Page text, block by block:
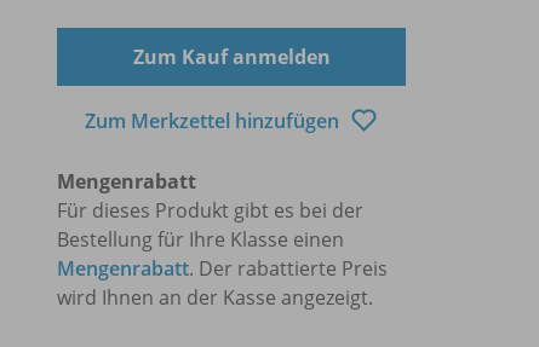
Zum Kauf anmelden
Zum Merkzettel hinzufügen
Mengenrabatt
Für dieses Produkt gibt es bei der
Bestellung für Ihre Klasse einen
Mengenrabatt. Der rabattierte Preis
wird Ihnen an der Kasse angezeigt.